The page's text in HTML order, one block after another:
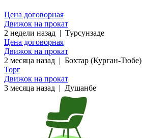
Цена договорная
Движок на прокат
2 недели назад | Турсунзаде
Цена договорная
Движок на прокат
2 месяца назад | Бохтар (Курган-Тюбе)
Торг
Движок на прокат
3 месяца назад | Душанбе